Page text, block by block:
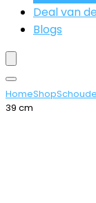
Deal van
Blogs
HomeShop
39 cm